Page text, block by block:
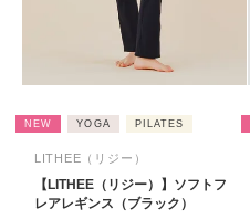
NEW YOGA PILATES
LITHEE（リジー）
【LITHEE（リジー）】ソフトフ
レアレギンス（ブラック）